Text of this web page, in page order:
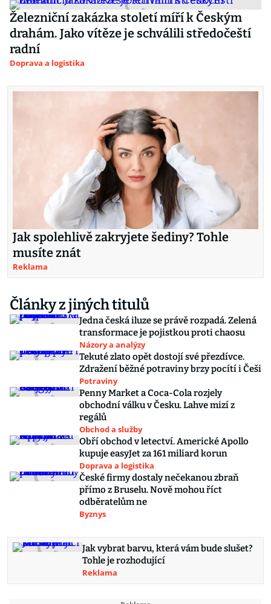
Železniční zakázka století míří k Českým
drahám. Jako vítěze je schválili středočeští
radní
Doprava a logistika
Jak spolehlivě zakryjete šediny? Tohle
musíte znát
Reklama
Články z jiných titulů
Jedna česká iluze se právě rozpadá. Zelená
transformace je pojistkou proti chaosu
Názory a analýzy
Tekuté zlato opět dostojí své přezdívce.
Zdražení běžné potraviny brzy pocítí i Češi
Potraviny
Penny Market a Coca-Cola rozjely
obchodní válku v Česku. Lahve mizí z
regálů
Obchod a služby
Obří obchod v letectví. Americké Apollo
kupuje easyJet za 161 miliard korun
Doprava a logistika
České firmy dostaly nečekanou zbraň
přímo z Bruselu. Nově mohou říct
odběratelům ne
Byznys
Jak vybrat barvu, která vám bude slušet?
Tohle je rozhodující
Reklama